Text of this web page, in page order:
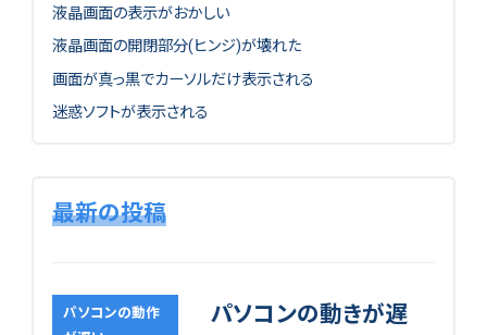
液晶画面の表示がおかしい
液晶画面の開閉部分(ヒンジ)が壊れた
画面が真っ黒でカーソルだけ表示される
迷惑ソフトが表示される
最新の投稿
パソコンの動作
パソコンの動きが遅